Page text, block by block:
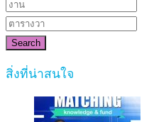
Search
สิ่งที่น่าสนใจ